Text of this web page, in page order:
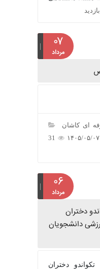
۰۷
مرداد
31
۰۶
مرداد
دختران